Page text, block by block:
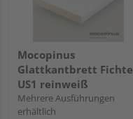
Mocopinus
Glattkantbrett Fichte
US1 reinweiß
Mehrere Ausführungen
erhältlich